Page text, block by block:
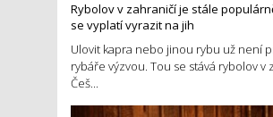
Rybolov v zahraničí je stále
se vyplatí vyrazit na jih
Ulovit kapra nebo jinou rybu už není
rybáře výzvou. Tou se stává rybolov v
Češ...